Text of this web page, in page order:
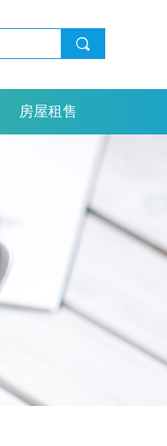
房屋租售
끠